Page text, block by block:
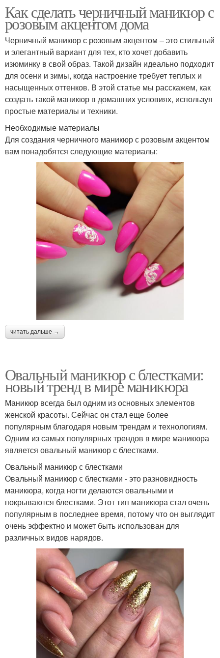
Как сделать черничный маникюр с
розовым акцентом дома
Черничный маникюр с розовым акцентом – это стильный
и элегантный вариант для тех, кто хочет добавить
изюминку в свой образ. Такой дизайн идеально подходит
для осени и зимы, когда настроение требует теплых и
насыщенных оттенков. В этой статье мы расскажем, как
создать такой маникюр в домашних условиях, используя
простые материалы и техники.
Необходимые материалы
Для создания черничного маникюр с розовым акцентом
вам понадобятся следующие материалы:
читать дальше →
Овальный маникюр с блестками:
новый тренд в мире маникюра
Маникюр всегда был одним из основных элементов
женской красоты. Сейчас он стал еще более
популярным благодаря новым трендам и технологиям.
Одним из самых популярных трендов в мире маникюра
является овальный маникюр с блестками.
Овальный маникюр с блестками
Овальный маникюр с блестками - это разновидность
маникюра, когда ногти делаются овальными и
покрываются блестками. Этот тип маникюра стал очень
популярным в последнее время, потому что он выглядит
очень эффектно и может быть использован для
различных видов нарядов.